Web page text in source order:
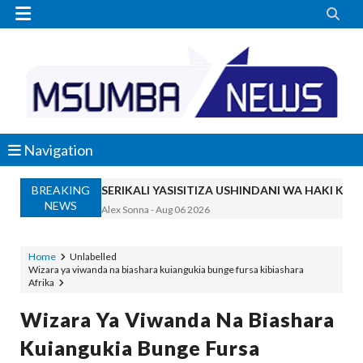
 
Navigation
BREAKING
NEWS
SERIKALI YASISITIZA USHINDANI WA HAKI
Alex Sonna -Aug 06 2026
RAIS SAMIA, MUSEVEN WASHUHUDIA
BRELA YATOA ELIMU YA URASIMISHAJI
Alex Sonna - Aug 06 2026
DC Mtambule Ataka Watu Wafichue
Home
Unlabelled
Wizara ya viwanda na biashara kuiangukia bunge fursa kibiashara
Afrika
Wizara Ya Viwanda Na Biashara
Kuiangukia Bunge Fursa